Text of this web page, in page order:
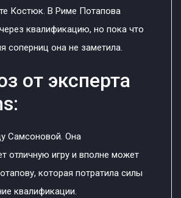
Костюк. В Риме Потапова
квалификацию, но пока что
соперниц она не заметила.
от эксперта
Самсоновой. Она
отличную игру и вполне может
которая потратила силы
квалификации.